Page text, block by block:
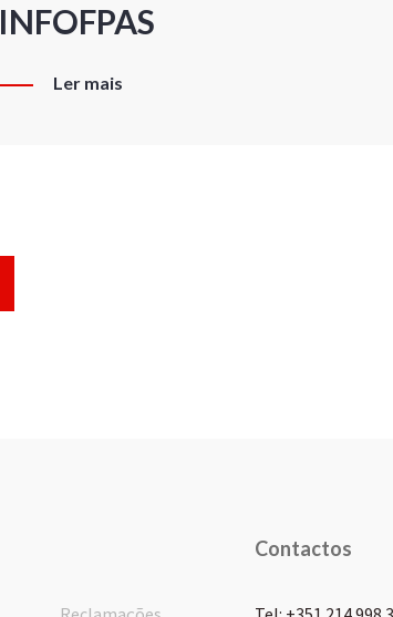
INFOFPAS
Ler mais
Contactos